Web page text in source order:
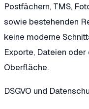
Postfächern, TMS,
sowie bestehenden
keine moderne
Exporte, Dateien
Oberfläche.
DSGVO und